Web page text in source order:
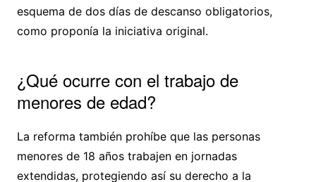
esquema de dos días de descanso obligatorios,
como proponía la iniciativa original.
¿Qué ocurre con el trabajo de
menores de edad?
La reforma también prohíbe que las personas
menores de 18 años trabajen en jornadas
extendidas, protegiendo así su derecho a la